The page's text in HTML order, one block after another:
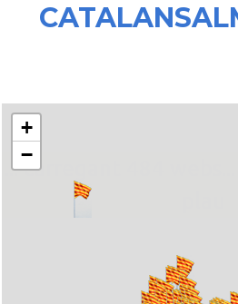
... carregant 484
+
−